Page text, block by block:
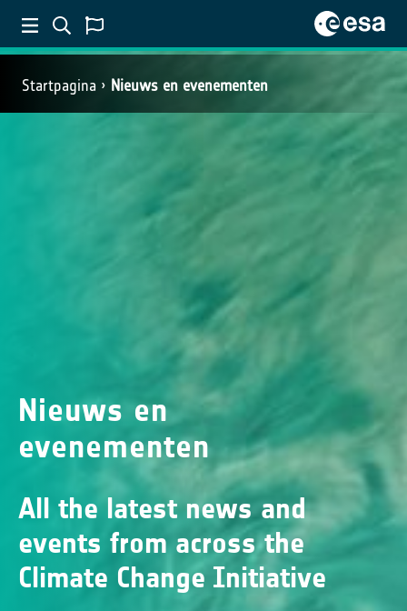
Startpagina Nieuws en evenementen
Nieuws en
evenementen
All the latest news and
events from across the
Climate Change Initiative